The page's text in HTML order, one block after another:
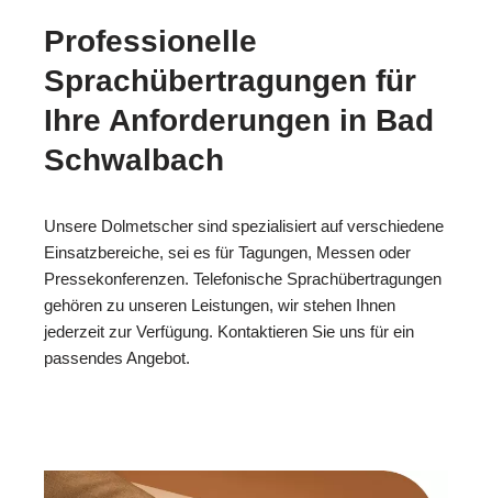
Professionelle
Sprachübertragungen für
Ihre Anforderungen in Bad
Schwalbach
Unsere Dolmetscher sind spezialisiert auf verschiedene
Einsatzbereiche, sei es für Tagungen, Messen oder
Pressekonferenzen. Telefonische Sprachübertragungen
gehören zu unseren Leistungen, wir stehen Ihnen
jederzeit zur Verfügung. Kontaktieren Sie uns für ein
passendes Angebot.